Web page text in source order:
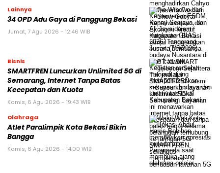
Lainnya
34 OPD Adu Gaya di Panggung Bekasi
Jumat, 7 Agu 2026 - 12:46 WIB
Bisnis
SMARTFREN Luncurkan Unlimited 5G di
Semarang, Internet Tanpa Batas
Kecepatan dan Kuota
Kamis, 6 Agu 2026 - 19:43 WIB
Olahraga
Atlet Paralimpik Kota Bekasi Bikin
Bangga
Kamis, 6 Agu 2026 - 14:00 WIB